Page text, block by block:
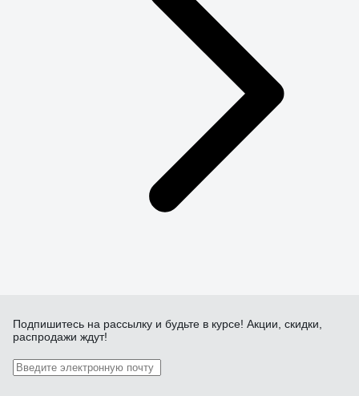
Подпишитесь на рассылку и будьте в курсе! Акции, скидки,
распродажи ждут!